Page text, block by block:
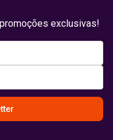
exclusivas!